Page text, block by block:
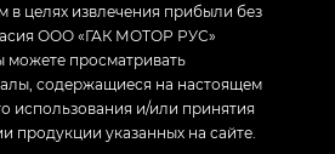
в целях извлечения прибыли без
ООО «ГАК МОТОР РУС»
просматривать
содержащиеся на настоящем
использования и/или принятия
продукции указанных на сайте.